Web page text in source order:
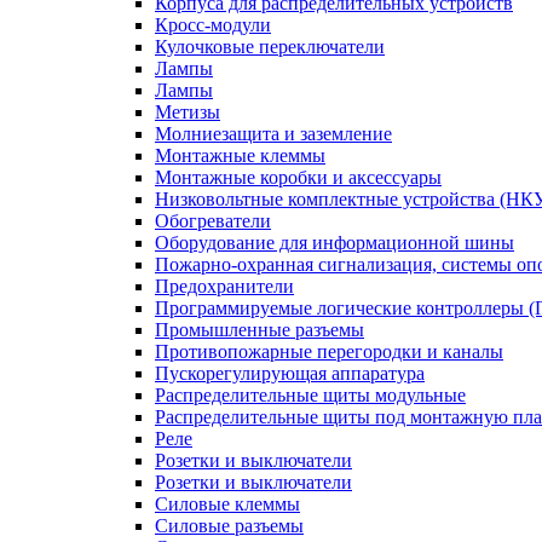
Кросс-модули
Кулочковые переключатели
Лампы
Лампы
Метизы
Молниезащита и заземление
Монтажные клеммы
Монтажные коробки и аксессуары
Низковольтные комплектные устройства
Обогреватели
Оборудование для информационной шины
Пожарно-охранная сигнализация, системы
Предохранители
Программируемые логические контроллеры
Промышленные разъемы
Противопожарные перегородки и каналы
Пускорегулирующая аппаратура
Распределительные щиты модульные
Распределительные щиты под монтажную
Реле
Розетки и выключатели
Розетки и выключатели
Силовые клеммы
Силовые разъемы